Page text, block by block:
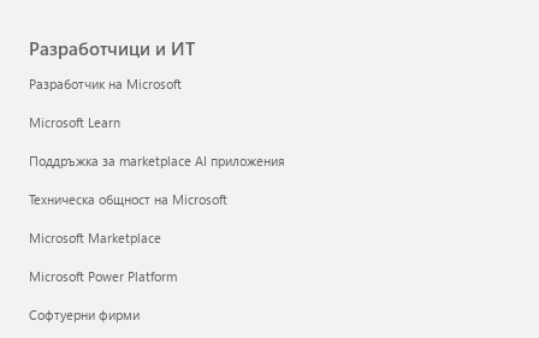
Разработчици и ИТ
Разработчик на Microsoft
Microsoft Learn
Поддръжка за marketplace AI приложения
Техническа общност на Microsoft
Microsoft Marketplace
Microsoft Power Platform
Софтуерни фирми